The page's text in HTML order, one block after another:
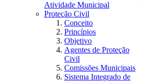
Atividade Municipal
Proteção Civil
Conceito
Princípios
Objetivo
Agentes de Proteção
Civil
Comissões Municipais
Sistema Integrado de